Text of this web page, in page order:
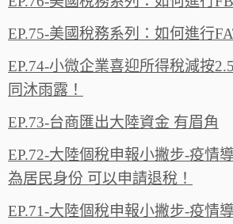
EP.75-美國稅務系列：如何進行
EP.74-小微企業喜迎所得稅減按
同沐雨露‪！‬
EP.73-台商匯出大陸資金 有眉角
EP.72-大陸個稅申報小撇步-疫情
為居民身份 可以申請退稅！
EP.71-大陸個稅申報小撇步-疫情